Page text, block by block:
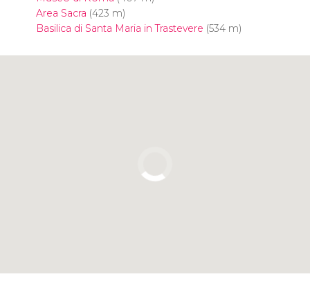
Area Sacra (423 m)
Basilica di Santa Maria in Trastevere (534 m)